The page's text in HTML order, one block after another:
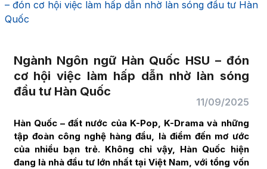
– đón cơ hội việc làm hấp dẫn nhờ làn sóng đầu tư Hàn
Quốc
Ngành Ngôn ngữ Hàn Quốc HSU – đón
cơ hội việc làm hấp dẫn nhờ làn sóng
đầu tư Hàn Quốc
11/09/2025
Hàn Quốc – đất nước của K-Pop, K-Drama và những
tập đoàn công nghệ hàng đầu, là điểm đến mơ ước
của nhiều bạn trẻ. Không chỉ vậy, Hàn Quốc hiện
đang là nhà đầu tư lớn nhất tại Việt Nam, với tổng vốn